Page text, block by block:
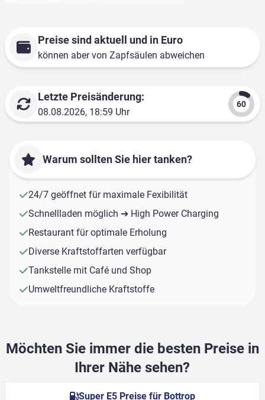
Preise sind aktuell und in Euro
können aber von Zapfsäulen abweichen
Letzte Preisänderung:
08.08.2026, 18:59 Uhr
Warum sollten Sie hier tanken?
24/7 geöffnet für maximale Fexibilität
Schnellladen möglich ➔ High Power Charging
Restaurant für optimale Erholung
Diverse Kraftstoffarten verfügbar
Tankstelle mit Café und Shop
Umweltfreundliche Kraftstoffe
Möchten Sie immer die besten Preise in
Ihrer Nähe sehen?
Super E5 Preise für Bottrop